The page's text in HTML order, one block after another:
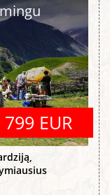
799 EUR